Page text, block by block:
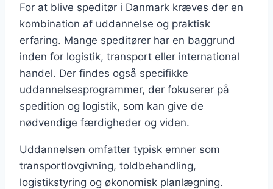
For at blive speditør i Danmark kræves der en
kombination af uddannelse og praktisk
erfaring. Mange speditører har en baggrund
inden for logistik, transport eller international
handel. Der findes også specifikke
uddannelsesprogrammer, der fokuserer på
spedition og logistik, som kan give de
nødvendige færdigheder og viden.
Uddannelsen omfatter typisk emner som
transportlovgivning, toldbehandling,
logistikstyring og økonomisk planlægning.